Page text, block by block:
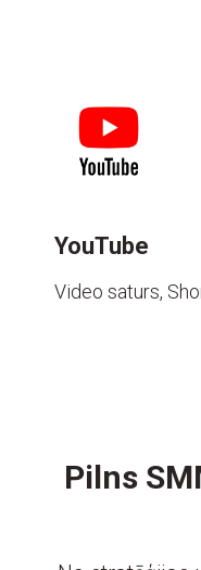
YouTube
Video saturs,
Pilns